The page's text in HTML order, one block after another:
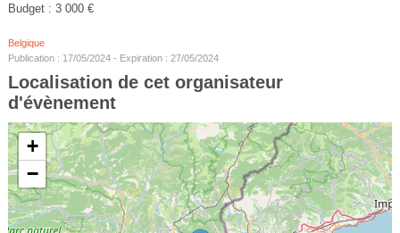
Budget : 3 000 €
Belgique
Publication : 17/05/2024 - Expiration : 27/05/2024
Localisation de cet organisateur
d'évènement
+
−